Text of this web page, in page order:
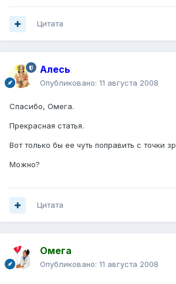
Цитата
Алесь
Опубликовано: 11 августа 2008
Спасибо, Омега.
Прекрасная статья.
Вот только бы ее чуть поправить с точки
Можно?
Цитата
Омега
Опубликовано: 11 августа 2008